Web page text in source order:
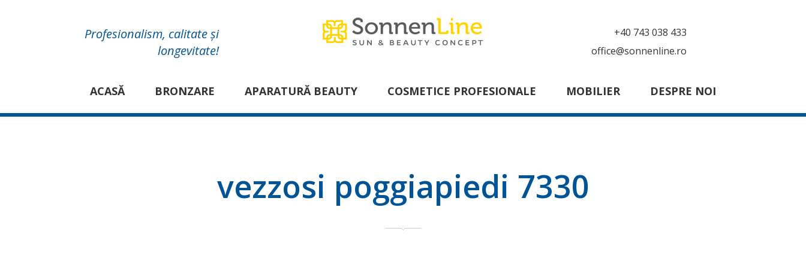
Profesionalism, calitate și
longevitate!
+40 743 038 433
office@sonnenline.ro
ACASĂ BRONZARE APARATURĂ BEAUTY COSMETICE PROFESIONALE MOBILIER DESPRE NOI
vezzosi poggiapiedi 7330